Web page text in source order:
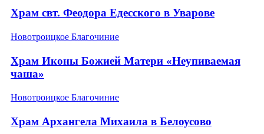
Храм свт. Феодора Едесского в Уварове
Новотроицкое Благочиние
Храм Иконы Божией Матери «Неупиваемая
чаша»
Новотроицкое Благочиние
Храм Архангела Михаила в Белоусово